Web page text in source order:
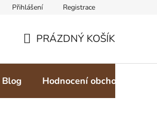
Přihlášení Registrace
KOŠÍK
PRÁZDNÝ KOŠÍK
Blog Hodnocení obchodu